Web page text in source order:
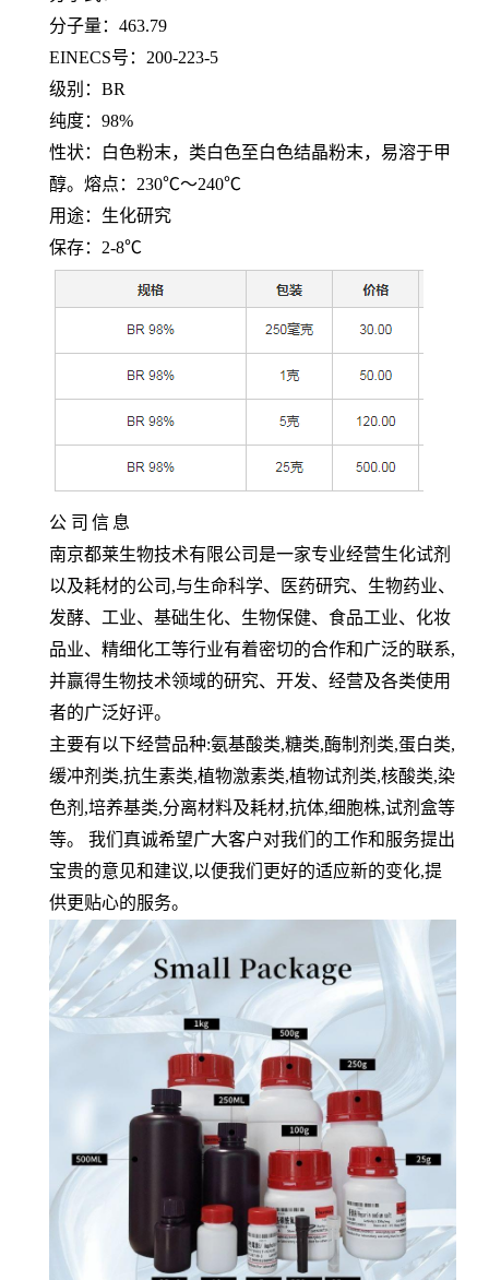
分子量： 463.79
EINECS号：200-223-5
级别： BR
纯度： 98%
性状：白色粉末，类白色至白色结晶粉末，易溶于甲
醇。熔点： 230℃～240℃
用途：生化研究
保存： 2-8℃
公 司 信 息
南京都莱生物技术有限公司是一家专业经营生化试剂
以及耗材的公司,与生命科学、医药研究、生物药业、
发酵、工业、基础生化、生物保健、食品工业、化妆
品业、精细化工等行业有着密切的合作和广泛的联系,
并赢得生物技术领域的研究、开发、经营及各类使用
者的广泛好评。
主要有以下经营品种:氨基酸类,糖类,酶制剂类,蛋白类,
缓冲剂类,抗生素类,植物激素类,植物试剂类,核酸类,染
色剂,培养基类,分离材料及耗材,抗体,细胞株,试剂盒等
等。 我们真诚希望广大客户对我们的工作和服务提出
宝贵的意见和建议,以便我们更好的适应新的变化,提
供更贴心的服务。